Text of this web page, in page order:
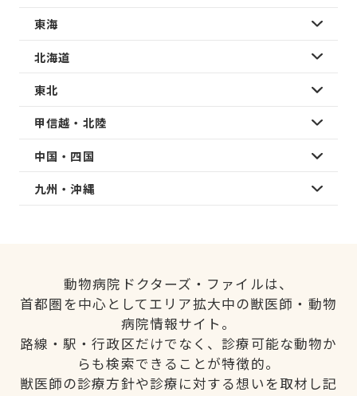
東海
北海道
東北
甲信越・北陸
中国・四国
九州・沖縄
動物病院ドクターズ・ファイルは、
首都圏を中心としてエリア拡大中の獣医師・動物
病院情報サイト。
路線・駅・行政区だけでなく、診療可能な動物か
らも検索できることが特徴的。
獣医師の診療方針や診療に対する想いを取材し記